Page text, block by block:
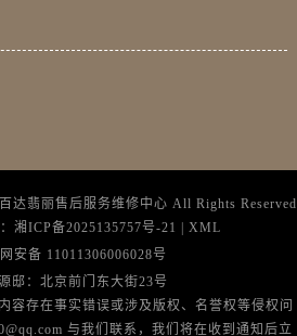
达翡丽售后服务维修中心 All Rights Reserved
湘ICP备2025135757号-21 | XML
安备 11011306006028号
邸：北京前门东大街23号
容存在事实错误或涉及版权、名誉权等侵权问
与我们联系，我们将在收到通知后立